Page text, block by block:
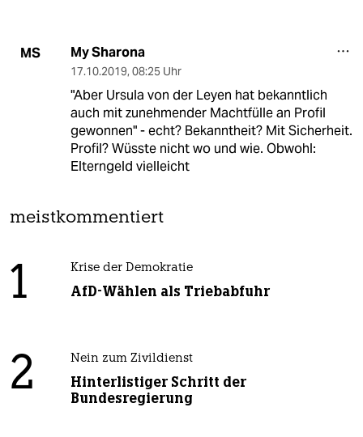
MS My Sharona
17.10.2019, 08:25 Uhr
"Aber Ursula von der Leyen hat bekanntlich
auch mit zunehmender Machtfülle an Profil
gewonnen" - echt? Bekanntheit? Mit Sicherheit.
Profil? Wüsste nicht wo und wie. Obwohl:
Elterngeld vielleicht
meistkommentiert
1 Krise der Demokratie
AfD-Wählen als Triebabfuhr
2 Nein zum Zivildienst
Hinterlistiger Schritt der
Bundesregierung